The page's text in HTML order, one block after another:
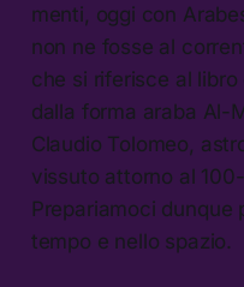
menti, oggi con
non ne fosse al
che si riferisce al
dalla forma araba Al-
Claudio Tolomeo,
vissuto attorno al 100-
Prepariamoci dunque
tempo e nello spazio.